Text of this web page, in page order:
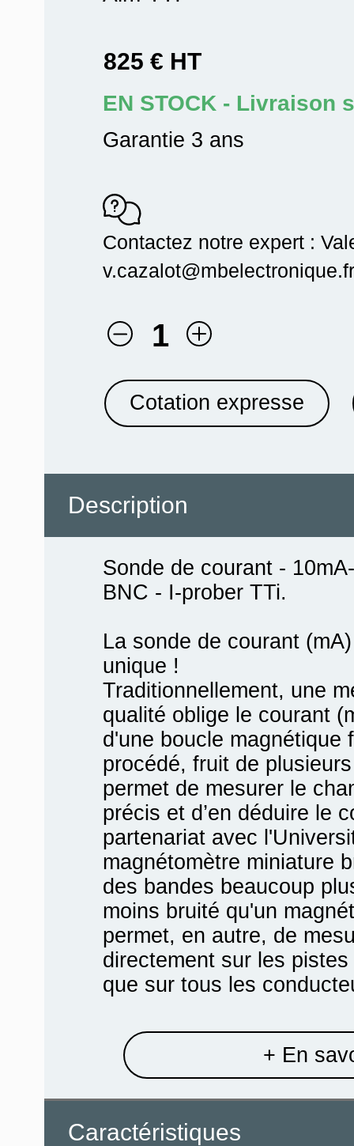
825 € HT
EN STOCK - Livraison
Garantie 3 ans
Contactez notre expert :
1
Cotation expresse
Description
Sonde de courant -
BNC - I-prober TTi.
La sonde de courant
unique !
Traditionnellement, une
qualité oblige le courant
d'une boucle magnétique
procédé, fruit de
permet de mesurer le
précis et d’en déduire le
partenariat avec
magnétomètre miniature
des bandes beaucoup
moins bruité qu'un
permet, en autre, de
directement sur les
que sur tous les
+ En
Caractéristiques